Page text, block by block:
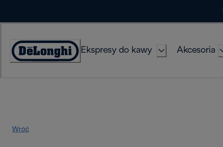
Deklaracja
Ekspresy do kawy Akcesoria
Wróć